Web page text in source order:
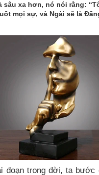
sâu xa hơn, nó nói rằng:
mọi sự, và Ngài sẽ là
đoạn trong đời, ta bước